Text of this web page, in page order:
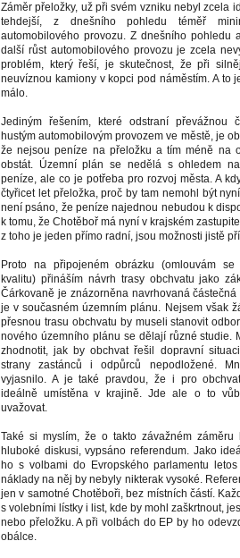
Záměr přeložky, už při svém vzniku nebyl zcela
tehdejší, z dnešního pohledu téměř
automobilového provozu. Z dnešního pohledu
další růst automobilového provozu je zcela
problém, který řeší, je skutečnost, že při
neuvíznou kamiony v kopci pod náměstím. A to
málo.
Jediným řešením, které odstraní převážnou
hustým automobilovým provozem ve městě, je
že nejsou peníze na přeložku a tím méně na
obstát. Územní plán se nedělá s ohledem
peníze, ale co je potřeba pro rozvoj města. A
čtyřicet let přeložka, proč by tam nemohl být
není psáno, že peníze najednou nebudou k
k tomu, že Chotěboř má nyní v krajském
z toho je jeden přímo radní, jsou možnosti jistě
Proto na připojeném obrázku (omlouvám
kvalitu) přináším návrh trasy obchvatu jako
Čárkovaně je znázorněna navrhovaná
je v současném územním plánu. Nejsem však
přesnou trasu obchvatu by museli stanovit
nového územního plánu se dělají různé studie.
zhodnotit, jak by obchvat řešil dopravní
strany zastánců i odpůrců nepodložené.
vyjasnilo. A je také pravdou, že i pro
ideálně umístěna v krajině. Jde ale o to
uvažovat.
Také si myslím, že o takto závažném
hluboké diskusi, vypsáno referendum. Jako
ho s volbami do Evropského parlamentu
náklady na něj by nebyly nikterak vysoké.
jen v samotné Chotěboři, bez místních částí.
s volebními lístky i list, kde by mohl zaškrtnout,
nebo přeložku. A při volbách do EP by ho
obálce.